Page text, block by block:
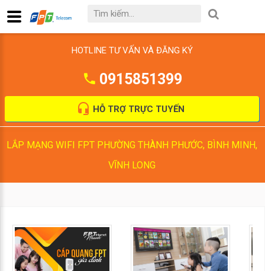
HOTLINE TƯ VẤN VÀ ĐĂNG KÝ
0915851399
HỖ TRỢ TRỰC TUYẾN
LẮP MẠNG WIFI FPT PHƯỜNG THÀNH PHƯỚC, BÌNH MINH,
VĨNH LONG